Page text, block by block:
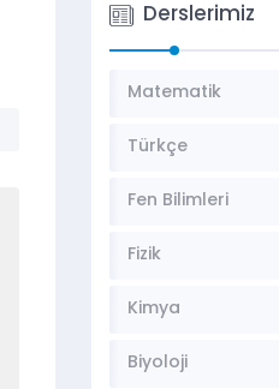
Derslerimiz
Matematik
Türkçe
Fen Bilimleri
Fizik
Kimya
Biyoloji